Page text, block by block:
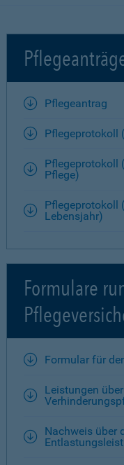
Pflegeantrag
Pflegeprotokoll
Pflegeprotokoll
Pflege)
Pflegeprotokoll
Lebensjahr)
Formulare
Formular für
Leistungen
Nachweis über